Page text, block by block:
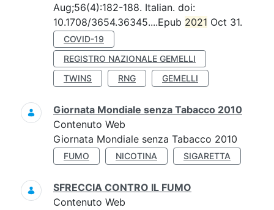
Aug;56(4):182-188. Italian. doi:
10.1708/3654.36345....Epub 2021 Oct 31.
COVID-19
REGISTRO NAZIONALE GEMELLI
TWINS
RNG GEMELLI
Giornata Mondiale senza Tabacco 2010
Contenuto Web
Giornata Mondiale senza Tabacco 2010
FUMO NICOTINA SIGARETTA
SFRECCIA CONTRO IL FUMO
Contenuto Web